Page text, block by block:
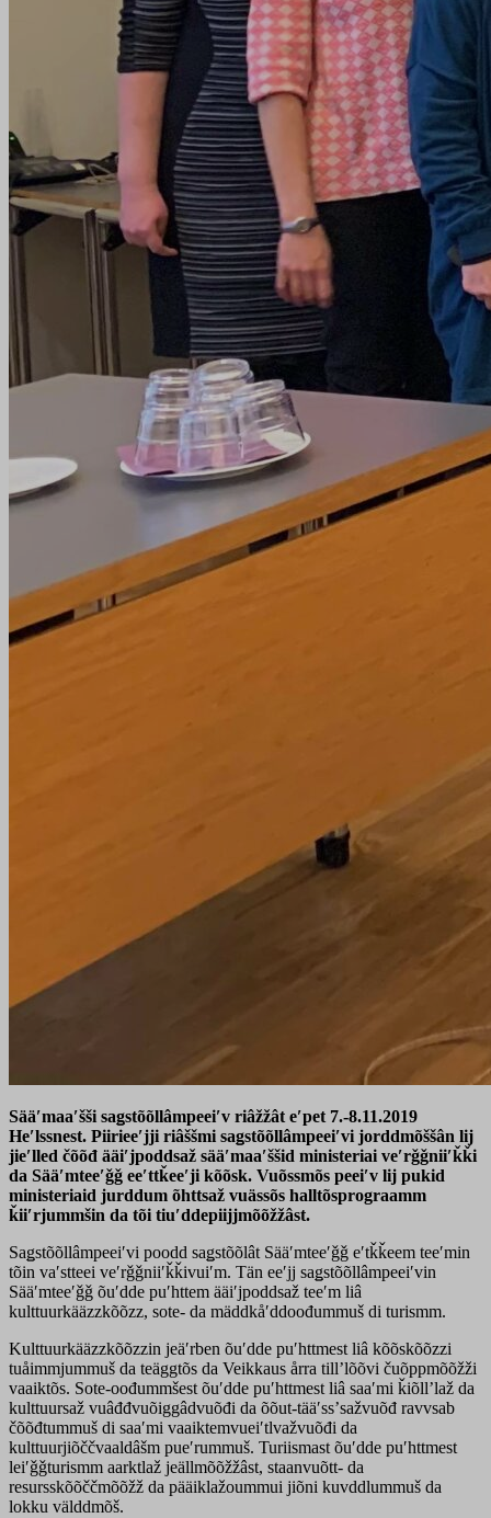
Sääʹmaaʹšši saǥstõõllâmpeeiʹv riâžžât eʹpet 7.-8.11.2019
Heʹlssnest. Piirieeʹjji riâššmi saǥstõõllâmpeeiʹvi jorddmõššân lij
jieʹlled čõõđ ääiʹjpoddsaž sääʹmaaʹššid ministeriai veʹrǧǧniiʹǩǩi
da Sääʹmteeʹǧǧ eeʹttǩeeʹji kõõsk. Vuõssmõs peeiʹv lij pukid
ministeriaid jurddum õhttsaž vuässõs halltõsprograamm
ǩiiʹrjummšin da tõi tiuʹddepiijjmõõžžâst.
Saǥstõõllâmpeeiʹvi poodd saǥstõõlât Sääʹmteeʹǧǧ eʹtǩǩeem teeʹmin
tõin vaʹstteei veʹrǧǧniiʹǩǩivuiʹm. Tän eeʹjj saǥstõõllâmpeeiʹvin
Sääʹmteeʹǧǧ õuʹdde puʹhttem ääiʹjpoddsaž teeʹm liâ
kulttuurkääzzkõõzz, sote- da mäddkåʹddoođummuš di turismm.
Kulttuurkääzzkõõzzin jeäʹrben õuʹdde puʹhttmest liâ kõõskõõzzi
tuåimmjummuš da teäggtõs da Veikkaus årra tillʼlõõvi čuõppmõõžži
vaaiktõs. Sote-oođummšest õuʹdde puʹhttmest liâ saaʹmi ǩiõllʼlaž da
kulttuursaž vuâđđvuõiggâdvuõđi da õõut-tääʹssʼsažvuõđ ravvsab
čõõđtummuš di saaʹmi vaaiktemvueiʹtlvažvuõđi da
kulttuurjiõččvaaldâšm pueʹrummuš. Turiismast õuʹdde puʹhttmest
leiʹǧǧturismm aarktlaž jeällmõõžžâst, staanvuõtt- da
resursskõõččmõõžž da pääiklažoummui jiõni kuvddlummuš da
lokku välddmõš.